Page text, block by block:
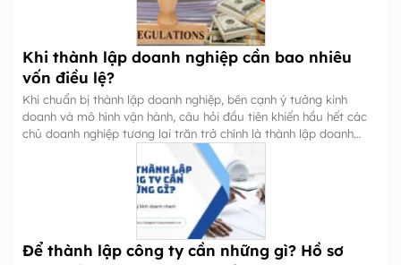
Khi thành lập doanh nghiệp cần bao nhiêu
vốn điều lệ?
Khi chuẩn bị thành lập doanh nghiệp, bên cạnh ý tưởng kinh
doanh và mô hình vận hành, câu hỏi đầu tiên khiến hầu hết các
chủ doanh nghiệp tương lai trăn trở chính là thành lập doanh
Để thành lập công ty cần những gì? Hồ sơ